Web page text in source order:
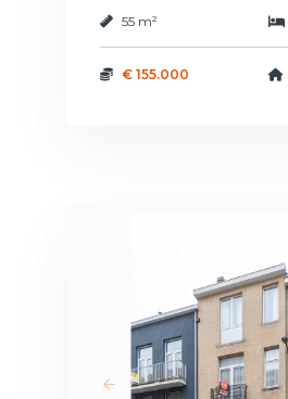
55 m²
€ 155.000